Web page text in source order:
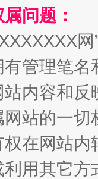
问题：
管理笔
站内容和
站的一
在网站
用其它